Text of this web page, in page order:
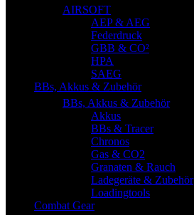
AIRSOFT
AEP & AEG
Federdruck
GBB & CO²
HPA
SAEG
BBs, Akkus & Zubehör
BBs, Akkus & Zubehör
Akkus
BBs & Tracer
Chronos
Gas & CO2
Granaten & Rauch
Ladegeräte & Zubehör
Loadingtools
Combat Gear